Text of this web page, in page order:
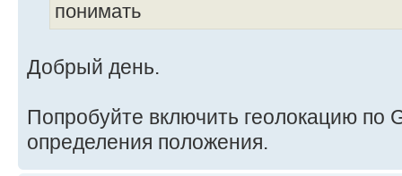
понимать
Добрый день.
Попробуйте включить геолокацию по
определения положения.